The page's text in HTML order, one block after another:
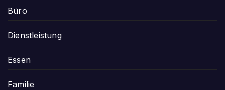
Büro
Dienstleistung
Essen
Familie